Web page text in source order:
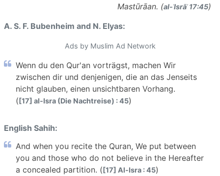
Mastūrāan. (al-ʾIsrāʾ 17:45)
A. S. F. Bubenheim and N. Elyas:
Ads by Muslim Ad Network
Wenn du den Qur'an vorträgst, machen Wir
zwischen dir und denjenigen, die an das Jenseits
nicht glauben, einen unsichtbaren Vorhang.
([17] al-Isra (Die Nachtreise) : 45)
English Sahih:
And when you recite the Quran, We put between
you and those who do not believe in the Hereafter
a concealed partition. ([17] Al-Isra : 45)